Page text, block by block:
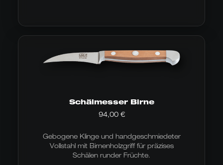
Schälmesser Birne
94,00 €
Gebogene Klinge und handgeschmiedeter
Vollstahl mit Birnenholzgriff für präzises
Schälen runder Früchte.